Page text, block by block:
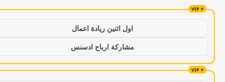
اول اثنين ريادة اعمال
مشاركة ارباح ادسنس